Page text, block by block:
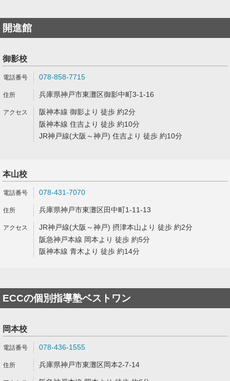
開進館
御影校
078-858-7715
兵庫県神戸市東灘区御影中町3-1-16
阪神本線 御影より 徒歩 約2分
阪神本線 住吉より 徒歩 約10分
JR神戸線(大阪～神戸) 住吉より 徒歩 約10分
本山校
078-431-7070
兵庫県神戸市東灘区田中町1-11-13
JR神戸線(大阪～神戸) 摂津本山より 徒歩 約2分
阪急神戸本線 岡本より 徒歩 約5分
阪神本線 青木より 徒歩 約14分
ECCの個別指導塾ベストワン
岡本校
078-436-1555
兵庫県神戸市東灘区岡本2-7-14